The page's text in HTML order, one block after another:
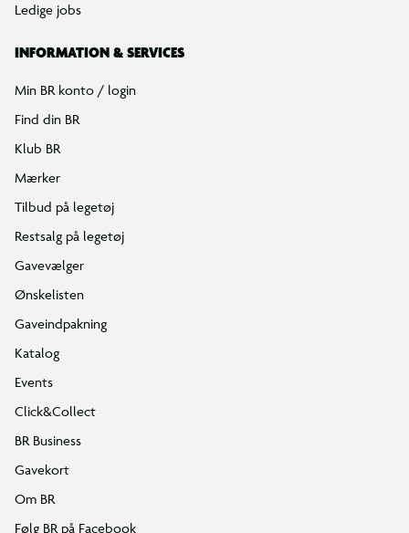
Ledige jobs
INFORMATION & SERVICES
Min BR konto / login
Find din BR
Klub BR
Mærker
Tilbud på legetøj
Restsalg på legetøj
Gavevælger
Ønskelisten
Gaveindpakning
Katalog
Events
Click&Collect
BR Business
Gavekort
Om BR
Følg BR på Facebook